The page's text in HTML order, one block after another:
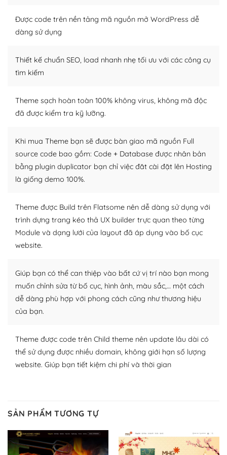
Nếu bạn có các kỹ thuật cơ bản với một theme được
thiết kế tốt, bạn có thể tự sửa đổi. Nếu không bạn có thể
Dễ dàng tùy chỉnh trên WordPress
WordPress là nơi lưu trữ cho một diễn đàn cộng đồng
khổng lồ được kiểm duyệt bởi các nhân viên và những
Nếu bạn gặp khó khăn, bạn có thể lên mạng và tìm
kiếm những cộng đồng WordPress, họ sẽ giúp bạn trả
lời, giải đáp vấn đề của bạn.
– Đa dạng plugin và themes
Plugin mở rộng là thành phần cài đặt thêm vào
WordPress để tăng thêm các tính năng cần thiết. Có
Nhờ lượng người dùng đông đảo, thư viện themes và
plugin của WordPress rất phong phú. Bạn có thể thỏa
thích chọn lựa plugin và themes phù hợp cho mục đích
WordPress đa dạng plugin và themes
– Dễ sử dụng
toàn bộ web.
Và bạn có toàn quyền tự do khi quyết định nơi lưu trữ
trang web WordPress của bạn.
Được code trên nền tảng mã nguồn mở WordPress dễ
dàng sử dụng
Thiết kế chuẩn SEO, load nhanh nhẹ tối ưu với các công cụ
tìm kiếm
Theme sạch hoàn toàn 100% không virus, không mã độc
đã được kiểm tra kỹ lưỡng.
Khi mua Theme bạn sẽ được bàn giao mã nguồn Full
source code bao gồm: Code + Database được nhân bản
bằng plugin duplicator bạn chỉ việc đăt cài đặt lên Hosting
là giống demo 100%.
Theme được Build trên Flatsome nên dễ dàng sử dụng với
trình dựng trang kéo thả UX builder trực quan theo từng
Module và dạng lưới của layout đã áp dụng vào bố cục
website.
Giúp bạn có thể can thiệp vào bất cứ vị trí nào bạn mong
muốn chỉnh sửa từ bố cục, hình ảnh, màu sắc,… một cách
dễ dàng phù hợp với phong cách cũng như thương hiệu
của bạn.
Theme được code trên Child theme nên update lâu dài có
thể sử dụng được nhiều domain, không giới hạn số lượng
website. Giúp bạn tiết kiệm chi phí và thời gian
SẢN PHẨM TƯƠNG TỰ